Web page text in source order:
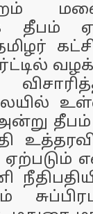
தீபம்
அன்று